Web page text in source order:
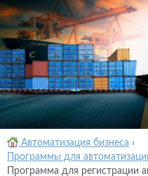
Автоматизация бизнеса ›
Программы для
Программа для регистрации